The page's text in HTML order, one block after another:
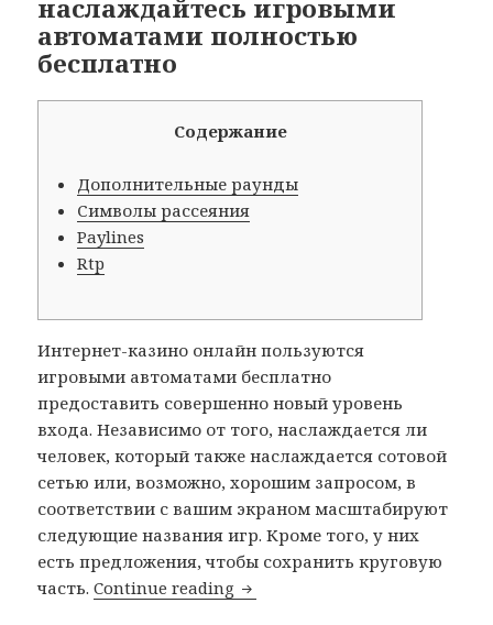
наслаждайтесь игровыми
автоматами полностью
бесплатно
Содержание
Дополнительные раунды
Символы рассеяния
Paylines
Rtp
Интернет-казино онлайн пользуются
игровыми автоматами бесплатно
предоставить совершенно новый уровень
входа. Независимо от того, наслаждается ли
человек, который также наслаждается сотовой
сетью или, возможно, хорошим запросом, в
соответствии с вашим экраном масштабируют
следующие названия игр. Кроме того, у них
есть предложения, чтобы сохранить круговую
часть.Continue reading Интернет-казино